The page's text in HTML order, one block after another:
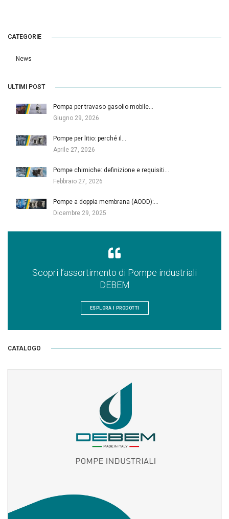
CATEGORIE
News
ULTIMI POST
Pompa per travaso gasolio mobile…
Giugno 29, 2026
Pompe per litio: perché il…
Aprile 27, 2026
Pompe chimiche: definizione e requisiti…
Febbraio 27, 2026
Pompe a doppia membrana (AODD):…
Dicembre 29, 2025
Scopri l’assortimento di Pompe industriali
DEBEM
ESPLORA I PRODOTTI
CATALOGO